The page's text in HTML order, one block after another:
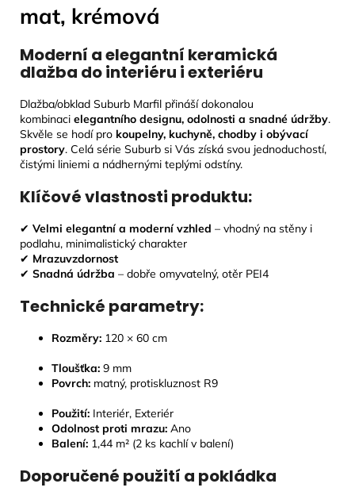
mat, krémová
Moderní a elegantní keramická
dlažba do interiéru i exteriéru
Dlažba/obklad Suburb Marfil přináší dokonalou
kombinaci elegantního designu, odolnosti a snadné údržby.
Skvěle se hodí pro koupelny, kuchyně, chodby i obývací
prostory. Celá série Suburb si Vás získá svou jednoduchostí,
čistými liniemi a nádhernými teplými odstíny.
Klíčové vlastnosti produktu:
✔ Velmi elegantní a moderní vzhled – vhodný na stěny i
podlahu, minimalistický charakter
✔ Mrazuvzdornost
✔ Snadná údržba – dobře omyvatelný, otěr PEI4
Technické parametry:
Rozměry: 120 × 60 cm
Tloušťka: 9 mm
Povrch: matný, protiskluznost R9
Použití: Interiér, Exteriér
Odolnost proti mrazu: Ano
Balení: 1,44 m² (2 ks kachlí v balení)
Doporučené použití a pokládka